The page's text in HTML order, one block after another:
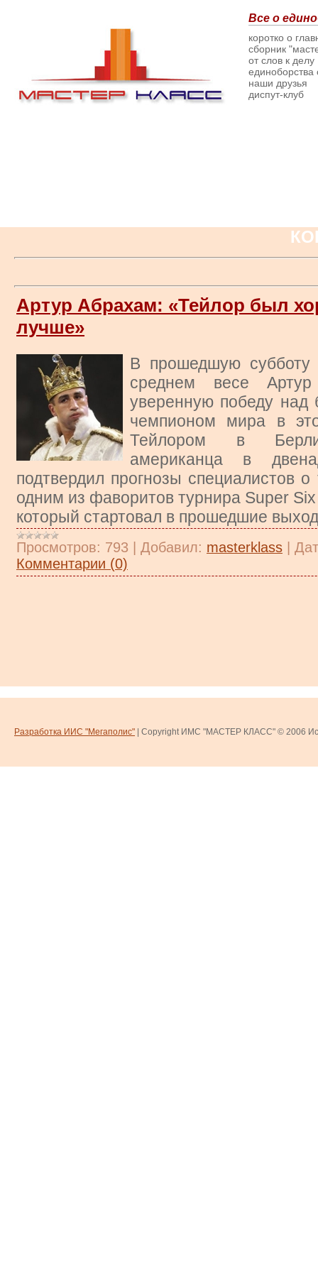
Все о
коротко о
сборник
от слов к делу
наши друзья
диспут-клуб
Артур Абрахам: «Тейлор был
лучше»
В прошедшую субботу
среднем весе
уверенную победу
чемпионом мира в
Тейлором в
американца в
подтвердил прогнозы специалистов
одним из фаворитов турнира Super
который стартовал в прошедшие
Просмотров: 793 Добавил: masterklass
Комментарии (0)
Разработка ИИС "Мегаполис" | Copyright ИМС "МАСТЕР КЛАСС" © 2006